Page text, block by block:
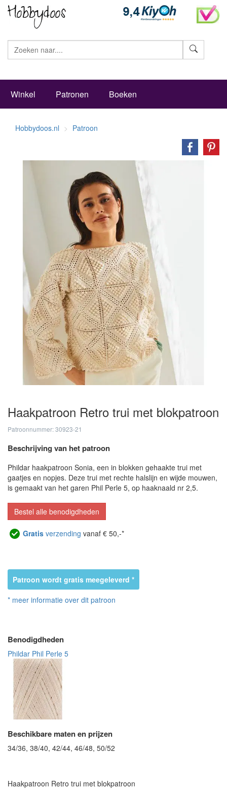
Winkel Patronen Boeken
Hobbydoos.nl Patroon
Haakpatroon Retro trui met blokpatroon
Patroonnummer: 30923-21
Beschrijving van het patroon
Phildar haakpatroon Sonia, een in blokken gehaakte trui met
gaatjes en nopjes. Deze trui met rechte halslijn en wijde mouwen,
is gemaakt van het garen Phil Perle 5, op haaknaald nr 2,5.
Bestel alle benodigdheden
Gratis verzending vanaf € 50,-*
Patroon wordt gratis meegeleverd *
* meer informatie over dit patroon
Benodigdheden
Phildar Phil Perle 5
Beschikbare maten en prijzen
34/36, 38/40, 42/44, 46/48, 50/52
Haakpatroon Retro trui met blokpatroon